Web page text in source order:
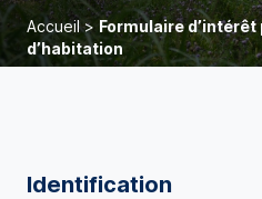
Accueil> Formulaire
d’habitation
Identification